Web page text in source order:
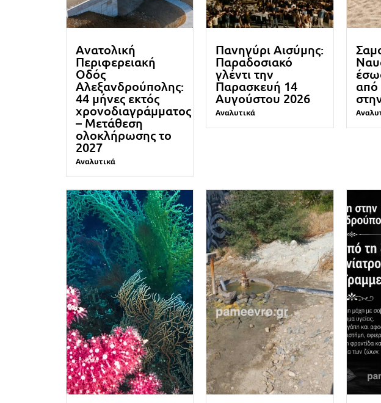
Ανατολική
Περιφερειακή
Οδός
Αλεξανδρούπολης:
44 μήνες εκτός
χρονοδιαγράμματος
– Μετάθεση
ολοκλήρωσης το
2027
Αναλυτικά
Πανηγύρι Αισύμης:
Παραδοσιακό
γλέντι την
Παρασκευή 14
Αυγούστου 2026
Αναλυτικά
από